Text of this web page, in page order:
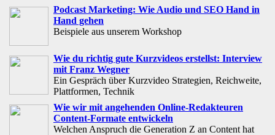
Podcast Marketing: Wie Audio und SEO Hand in
Hand gehen
Beispiele aus unserem Workshop
Wie du richtig gute Kurzvideos erstellst: Interview
mit Franz Wegner
Ein Gespräch über Kurzvideo Strategien, Reichweite,
Plattformen, Technik
Wie wir mit angehenden Online-Redakteuren
Content-Formate entwickeln
Welchen Anspruch die Generation Z an Content hat